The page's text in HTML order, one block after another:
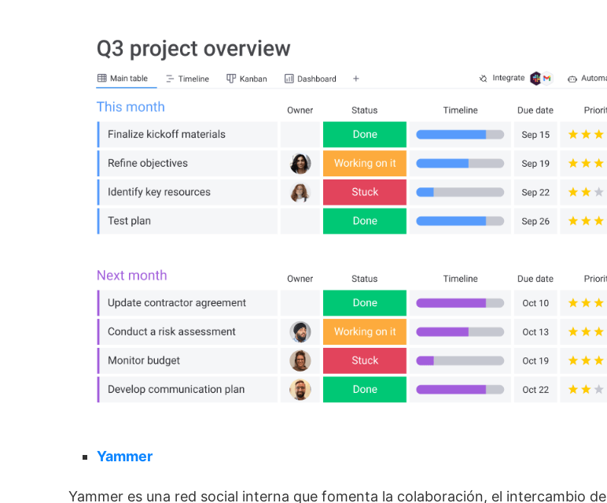
Yammer
Yammer es una red social interna que fomenta la colaboración, el intercambio de